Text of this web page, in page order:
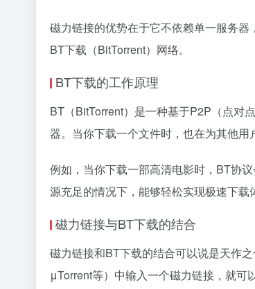
磁力链接的优势在于它不依赖单一服务
BT下载（BitTorrent）网络。
BT下载的工作原理
BT（BitTorrent）是一种基于P2P（点对
器。当你下载一个文件时，也在为其他用
例如，当你下载一部高清电影时，BT协
源充足的情况下，能够轻松实现极速下载
磁力链接与BT下载的结合
磁力链接和BT下载的结合可以说是天作
μTorrent等）中输入一个磁力链接，就可